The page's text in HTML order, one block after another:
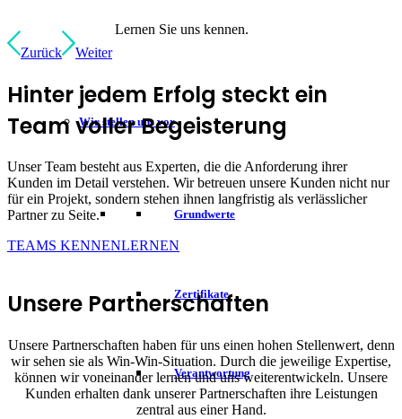
Lernen Sie uns kennen.
Wir stellen uns vor
Grundwerte
Zertifikate
Verantwortung
Zurück Weiter
Hinter jedem Erfolg steckt ein
Team voller Begeisterung
Unser Team besteht aus Experten, die die Anforderung ihrer
Kunden im Detail verstehen. Wir betreuen unsere Kunden nicht nur
für ein Projekt, sondern stehen ihnen langfristig als verlässlicher
Partner zu Seite.
TEAMS KENNENLERNEN
Unsere Partnerschaften
Unsere Partnerschaften haben für uns einen hohen Stellenwert, denn
wir sehen sie als Win-Win-Situation. Durch die jeweilige Expertise,
können wir voneinander lernen und uns weiterentwickeln. Unsere
Kunden erhalten dank unserer Partnerschaften ihre Leistungen
zentral aus einer Hand.